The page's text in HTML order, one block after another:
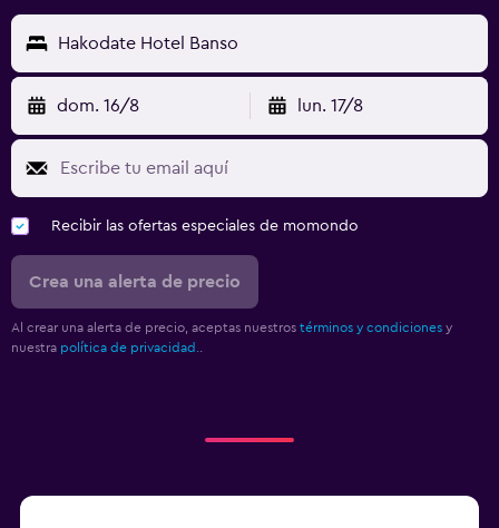
Hakodate Hotel Banso
dom. 16/8 lun. 17/8
Recibir las ofertas especiales de momondo
Crea una alerta de precio
Al crear una alerta de precio, aceptas nuestros términos y condiciones y
nuestra política de privacidad.